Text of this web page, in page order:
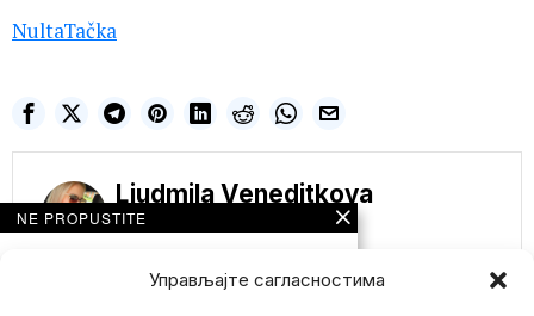
Управљајте сагласностима
NultaTačka
Ljudmila Veneditkova
NE PROPUSTITE
Ukrajinu da
podsetimo na